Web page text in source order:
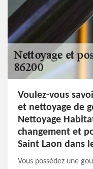
Voulez-vous
et nettoyage de
Nettoyage
changement et
Saint Laon dans
Vous possédez une